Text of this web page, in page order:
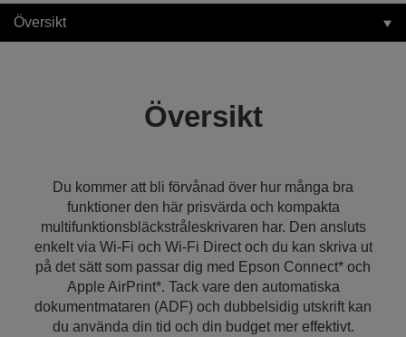
Översikt
Översikt
Du kommer att bli förvånad över hur många bra
funktioner den här prisvärda och kompakta
multifunktionsbläckstråleskrivaren har. Den ansluts
enkelt via Wi-Fi och Wi-Fi Direct och du kan skriva ut
på det sätt som passar dig med Epson Connect* och
Apple AirPrint*. Tack vare den automatiska
dokumentmataren (ADF) och dubbelsidig utskrift kan
du använda din tid och din budget mer effektivt.